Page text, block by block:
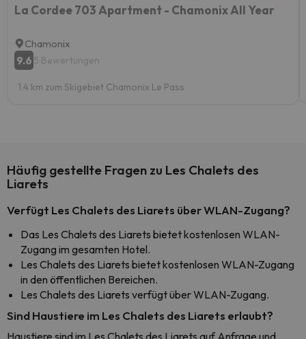
La Cordee 703 Apartment - Chamonix All Year
Chamonix
9.6 5 Bewertungen
1.4 km zum Skigebiet Chamonix Le Pass
Häufig gestellte Fragen zu Les Chalets des
Liarets
Verfügt Les Chalets des Liarets über WLAN-Zugang?
Das Les Chalets des Liarets bietet kostenlosen WLAN-
Zugang im gesamten Hotel.
Les Chalets des Liarets bietet kostenlosen WLAN-Zugang
in den öffentlichen Bereichen.
Les Chalets des Liarets verfügt über WLAN-Zugang.
Sind Haustiere im Les Chalets des Liarets erlaubt?
Haustiere sind im Les Chalets des Liarets auf Anfrage und